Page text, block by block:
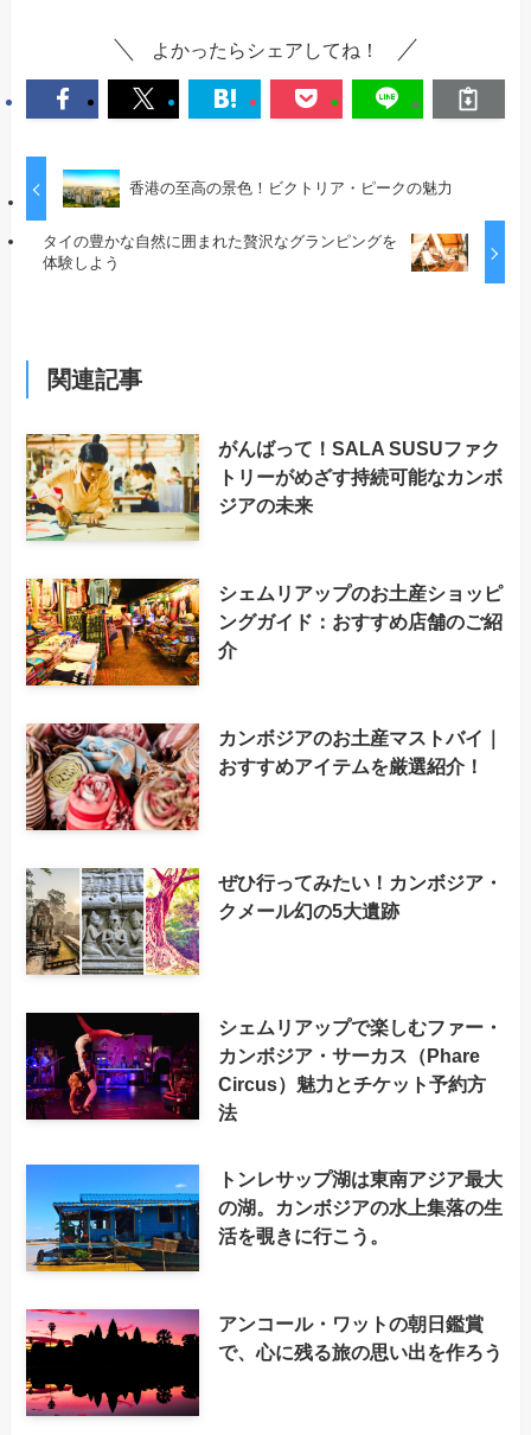
よかったらシェアしてね！
香港の至高の景色！ビクトリア・ピークの魅力
タイの豊かな自然に囲まれた贅沢なグランピングを
体験しよう
関連記事
がんばって！SALA SUSUファク
トリーがめざす持続可能なカンボ
ジアの未来
シェムリアップのお土産ショッピ
ングガイド：おすすめ店舗のご紹
介
カンボジアのお土産マストバイ｜
おすすめアイテムを厳選紹介！
ぜひ行ってみたい！カンボジア・
クメール幻の5大遺跡
シェムリアップで楽しむファー・
カンボジア・サーカス（Phare
Circus）魅力とチケット予約方
法
トンレサップ湖は東南アジア最大
の湖。カンボジアの水上集落の生
活を覗きに行こう。
アンコール・ワットの朝日鑑賞
で、心に残る旅の思い出を作ろう